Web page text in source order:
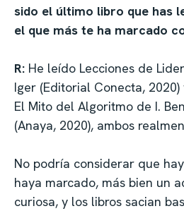
sido el último libro que has
el que más te ha marcado
R: He leído Lecciones de
Iger (Editorial Conecta,
El Mito del Algoritmo de I.
(Anaya, 2020), ambos
No podría considerar que
haya marcado, más bien un
curiosa, y los libros sacian